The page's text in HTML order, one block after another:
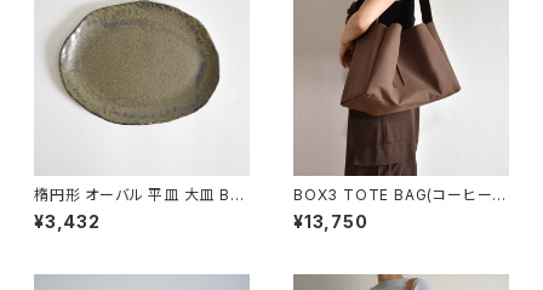
楕円形 オーバル 平皿 大皿 BS
P088
¥3,432
BOX3 TOTE BAG(コーヒー/
ブラウン）
¥13,750